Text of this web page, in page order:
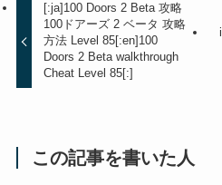
[:ja]100 Doors 2 Beta 攻略
100ドアーズ 2 ベータ 攻略
方法 Level 85[:en]100
Doors 2 Beta walkthrough
Cheat Level 85[:]
この記事を書いた人